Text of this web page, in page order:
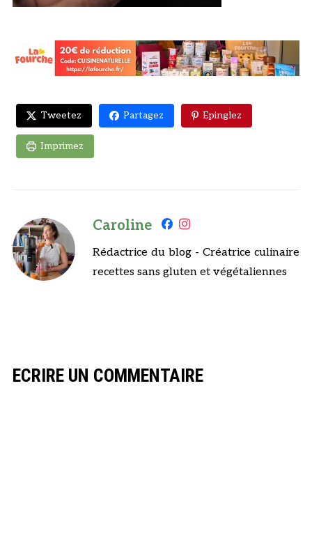
Tweetez Partagez Epinglez
Imprimez
Caroline
Rédactrice du blog - Créatrice culinaire
recettes sans gluten et végétaliennes
ECRIRE UN COMMENTAIRE